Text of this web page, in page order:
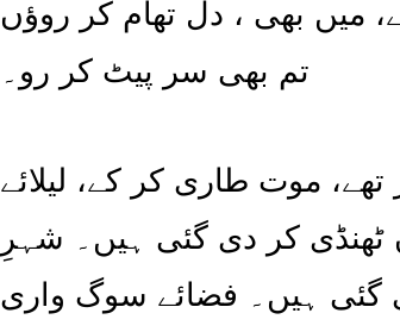
میں بھی ، دل تھام کر روؤں
تم بھی سر پیٹ کر رو۔
موت طاری کر کے، لیلائے
ٹھنڈی کر دی گئی ہیں۔ شہرِ
گئی ہیں۔ فضائے سوگ واری